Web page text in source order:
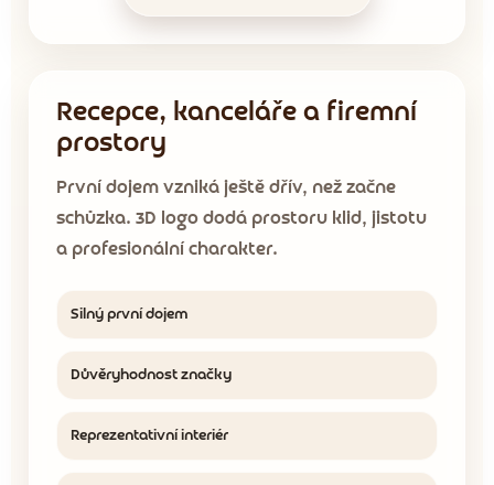
Recepce, kanceláře a firemní
prostory
První dojem vzniká ještě dřív, než začne
schůzka. 3D logo dodá prostoru klid, jistotu
a profesionální charakter.
Silný první dojem
Důvěryhodnost značky
Reprezentativní interiér